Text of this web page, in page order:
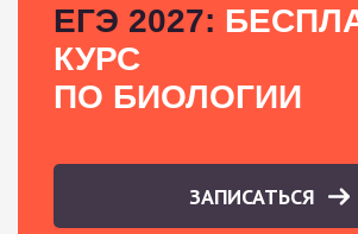
ЕГЭ 2027:
КУРС
ПО БИОЛОГИИ
ЗАПИСАТЬСЯ